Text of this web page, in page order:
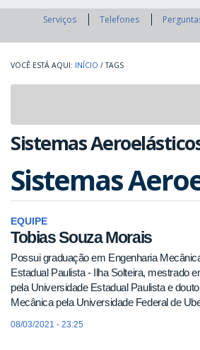
Serviços Telefones
INÍCIO / TAGS
Sistemas
Sistemas
EQUIPE
Tobias Souza Morais
Possui graduação em Engenharia
Estadual Paulista - Ilha Solteira, mestrado
pela Universidade Estadual Paulista e
Mecânica pela Universidade Federal de
08/03/2021 - 23:25